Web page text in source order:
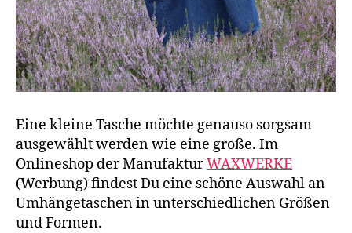
Eine kleine Tasche möchte genauso sorgsam
ausgewählt werden wie eine große. Im
Onlineshop der ManufakturWAXWERKE
(Werbung) findest Du eine schöne Auswahl an
Umhängetaschen in unterschiedlichen Größen
und Formen.